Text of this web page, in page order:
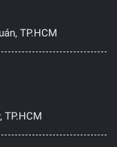
TP.HCM
TP.HCM